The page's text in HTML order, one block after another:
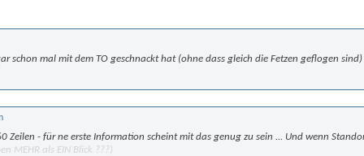
schon mal mit dem TO geschnackt hat (ohne dass gleich die Fetzen geflogen
Zeilen - für ne erste Information scheint mit das genug zu sein ... Und wenn
MEHR als EIN Blick ???)